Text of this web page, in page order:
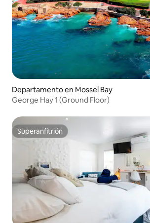
Departamento en Mossel Bay
George Hay 1 (Ground Floor)
Superanfitrión
Superanfitrión